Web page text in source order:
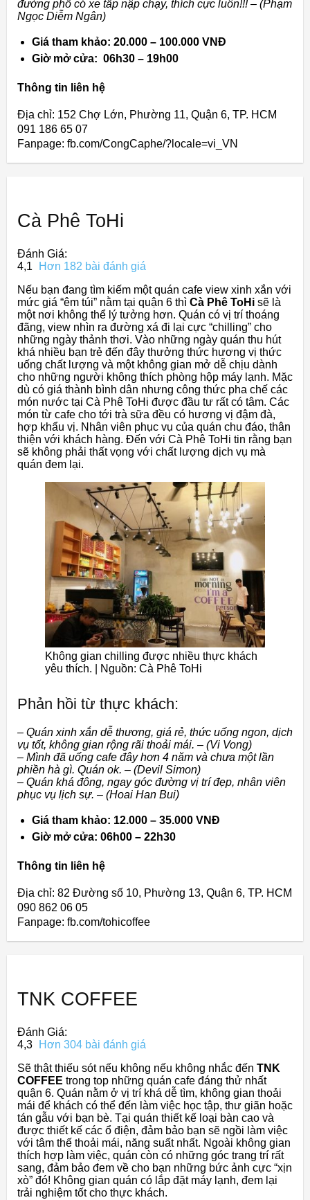
đường phố có xe tấp nập chạy, thích cực luôn!!! – (Phạm
Ngọc Diễm Ngân)
Giá tham khảo: 20.000 – 100.000 VNĐ
Giờ mở cửa: 06h30 – 19h00
Thông tin liên hệ
Địa chỉ: 152 Chợ Lớn, Phường 11, Quận 6, TP. HCM
091 186 65 07
Fanpage: fb.com/CongCaphe/?locale=vi_VN
Cà Phê ToHi
Đánh Giá:
4,1
Hơn 182 bài đánh giá
Nếu bạn đang tìm kiếm một quán cafe view xinh xắn với
mức giá “êm túi” nằm tại quận 6 thì Cà Phê ToHi sẽ là
một nơi không thể lý tưởng hơn. Quán có vị trí thoáng
đãng, view nhìn ra đường xá đi lại cực “chilling” cho
những ngày thảnh thơi. Vào những ngày quán thu hút
khá nhiều bạn trẻ đến đây thưởng thức hương vị thức
uống chất lượng và một không gian mở dễ chịu dành
cho những người không thích phòng hộp máy lạnh. Mặc
dù có giá thành bình dân nhưng công thức pha chế các
món nước tại Cà Phê ToHi được đầu tư rất có tâm. Các
món từ cafe cho tới trà sữa đều có hương vị đậm đà,
hợp khẩu vị. Nhân viên phục vụ của quán chu đáo, thân
thiện với khách hàng. Đến với Cà Phê ToHi tin rằng bạn
sẽ không phải thất vọng với chất lượng dịch vụ mà
quán đem lại.
Không gian chilling được nhiều thực khách
yêu thích. | Nguồn: Cà Phê ToHi
Phản hồi từ thực khách:
– Quán xinh xắn dễ thương, giá rẻ, thức uống ngon, dịch
vụ tốt, không gian rộng rãi thoải mái. – (Vi Vong)
– Mình đã uống cafe đây hơn 4 năm và chưa một lần
phiền hà gì. Quán ok. – (Devil Simon)
– Quán khá đông, ngay góc đường vị trí đẹp, nhân viên
phục vụ lịch sự. – (Hoai Han Bui)
Giá tham khảo: 12.000 – 35.000 VNĐ
Giờ mở cửa: 06h00 – 22h30
Thông tin liên hệ
Địa chỉ: 82 Đường số 10, Phường 13, Quận 6, TP. HCM
090 862 06 05
Fanpage: fb.com/tohicoffee
TNK COFFEE
Đánh Giá:
4,3
Hơn 304 bài đánh giá
Sẽ thật thiếu sót nếu không nếu không nhắc đến TNK
COFFEE trong top những quán cafe đáng thử nhất
quận 6. Quán nằm ở vị trí khá dễ tìm, không gian thoải
mái để khách có thể đến làm việc học tập, thư giãn hoặc
tán gẫu với bạn bè. Tại quán thiết kế loại bàn cao và
được thiết kế các ổ điện, đảm bảo bạn sẽ ngồi làm việc
với tâm thế thoải mái, năng suất nhất. Ngoài không gian
thích hợp làm việc, quán còn có những góc trang trí rất
sang, đảm bảo đem về cho bạn những bức ảnh cực “xịn
xò” đó! Không gian quán có lắp đặt máy lạnh, đem lại
trải nghiệm tốt cho thực khách.